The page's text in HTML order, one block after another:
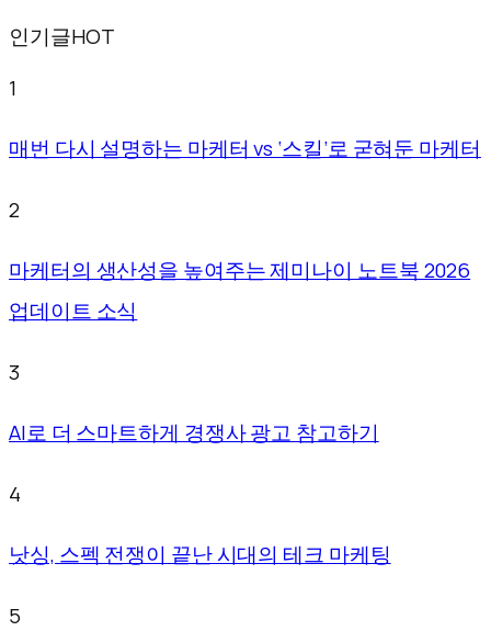
인기글HOT
1
매번 다시 설명하는 마케터 vs ‘스킬’로 굳혀둔 마케터
2
마케터의 생산성을 높여주는 제미나이 노트북 2026
업데이트 소식
3
AI로 더 스마트하게 경쟁사 광고 참고하기
4
낫싱, 스펙 전쟁이 끝난 시대의 테크 마케팅
5